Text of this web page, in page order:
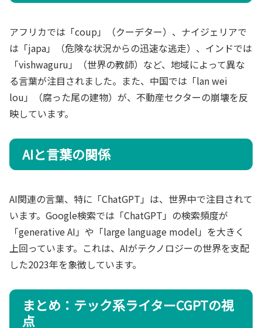
アフリカでは「coup」（クーデター）、ナイジェリアで
は「japa」（危険な状況からの迅速な逃走）、インドでは
「vishwaguru」（世界の教師）など、地域によって異な
る言葉が注目されました。また、中国では「lan wei
lou」（腐った尾の建物）が、不動産セクターの崩壊を反
映しています。
AIと言葉の関係
AI関連の言葉、特に「ChatGPT」は、世界中で注目されて
います。Google検索では「ChatGPT」の検索頻度が
「generative AI」や「large language model」を大きく
上回っています。これは、AIがテクノロジーの世界を支配
した2023年を象徴しています。
まとめ：テック系ライターCGPTの視
点